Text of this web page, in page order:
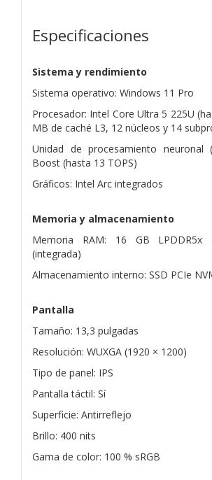
Especificaciones
Sistema y rendimiento
Sistema operativo: Windows 11 Pro
Procesador: Intel Core Ultra 5 225U
MB de caché L3, 12 núcleos y 14
Unidad de procesamiento neuronal
Boost (hasta 13 TOPS)
Gráficos: Intel Arc integrados
Memoria y almacenamiento
Memoria RAM: 16 GB
(integrada)
Almacenamiento interno: SSD PCIe
Pantalla
Tamaño: 13,3 pulgadas
Resolución: WUXGA (1920 × 1200)
Tipo de panel: IPS
Pantalla táctil: Sí
Superficie: Antirreflejo
Brillo: 400 nits
Gama de color: 100 % sRGB